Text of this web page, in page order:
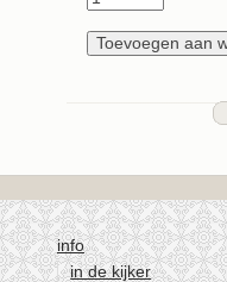
info
in de kijker